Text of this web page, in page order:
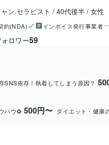
ン.セラピスト 40代後半 女性
約(NDA) インボイス発行事業者
ォロワー59
SNS依存！執着してしまう原因？
ハウ✿ 500円〜 ダイエット・健康